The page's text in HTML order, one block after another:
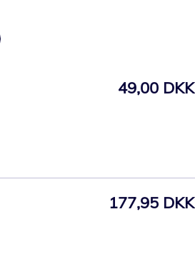
49,00 DKK
177,95 DKK